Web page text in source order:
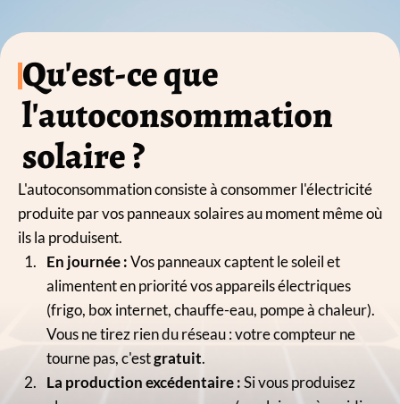
Qu'est-ce que
l'autoconsommation
solaire ?
L'autoconsommation consiste à consommer l'électricité
produite par vos panneaux solaires au moment même où
ils la produisent.
En journée :Vos panneaux captent le soleil et
alimentent en priorité vos appareils électriques
(frigo, box internet, chauffe-eau, pompe à chaleur).
Vous ne tirez rien du réseau : votre compteur ne
tourne pas, c'estgratuit.
La production excédentaire :Si vous produisez